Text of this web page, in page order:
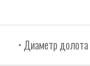
• Диаметр долота